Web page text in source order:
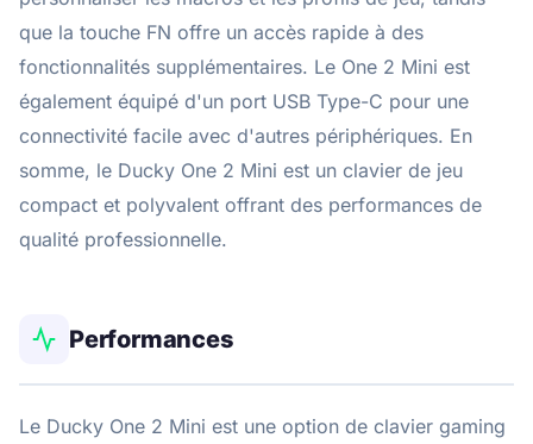
que la touche FN offre un accès rapide à des
fonctionnalités supplémentaires. Le One 2 Mini est
également équipé d'un port USB Type-C pour une
connectivité facile avec d'autres périphériques. En
somme, le Ducky One 2 Mini est un clavier de jeu
compact et polyvalent offrant des performances de
qualité professionnelle.
Performances
Le Ducky One 2 Mini est une option de clavier gaming